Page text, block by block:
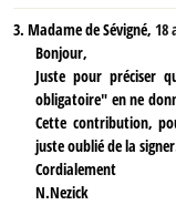
3. Madame de Sévigné,18
Bonjour,
Juste pour préciser
obligatoire" en ne
Cette contribution,
juste oublié de la
Cordialement
N.Nezick